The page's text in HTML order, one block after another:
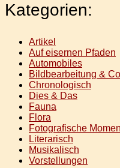
Kategorien:
Artikel
Auf eisernen Pfaden
Automobiles
Bildbearbeitung &
Chronologisch
Dies & Das
Fauna
Flora
Fotografische
Literarisch
Musikalisch
Vorstellungen